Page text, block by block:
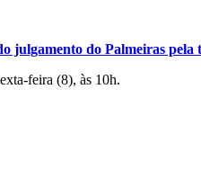
julgamento do Palmeiras pela
feira (8), às 10h.